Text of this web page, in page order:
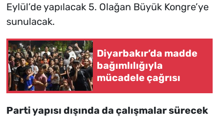
Eylül’de yapılacak 5. Olağan Büyük Kongre’ye
sunulacak.
Diyarbakır’da madde
bağımlılığıyla
mücadele çağrısı
Parti yapısı dışında da çalışmalar sürecek